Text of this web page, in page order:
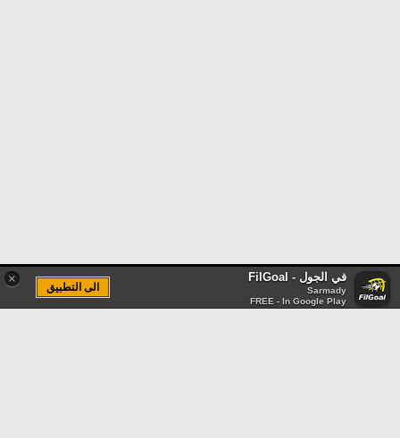
× في الجول - FilGoal
Sarmady
FREE - In Google Play
الى التطبيق